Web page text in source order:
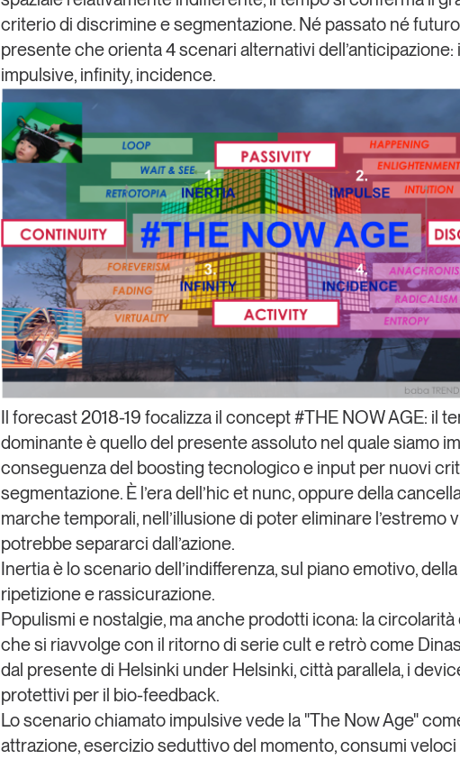
criterio di discrimine e segmentazione. Né passato né
presente che orienta 4 scenari alternativi dell’anticipazione:
impulsive, infinity, incidence.
Il forecast2018-19 focalizza il concept #THE NOW AGE: il
dominante è quello del presente assoluto nel quale siamo
conseguenza del boosting tecnologico e input per nuovi
segmentazione. È l’era dell’hic et nunc, oppure della
marche temporali, nell’illusione di poter eliminare l’estremo
potrebbe separarci dall’azione.
Inertiaè lo scenario dell’indifferenza, sul piano emotivo,
ripetizione e rassicurazione.
Populismi e nostalgie, ma anche prodotti icona: la
che si riavvolge con il ritorno di serie cult e retrò come
dal presente di Helsinki under Helsinki, città parallela, i
protettivi per il bio-feedback.
Lo scenario chiamato impulsivevede la "The Now Age"
attrazione, esercizio seduttivo del momento, consumi veloci